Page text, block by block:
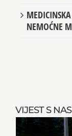
VIJEST S
NEMOĆNE